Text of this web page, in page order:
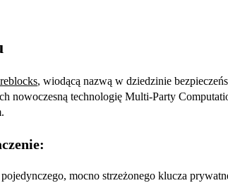
, wiodącą nazwą w dziedzinie
nowoczesną technologię Multi-Party
pojedynczego, mocno strzeżonego klucza